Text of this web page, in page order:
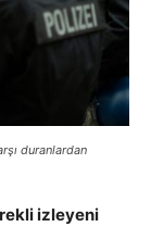
duranlardan
izleyeni